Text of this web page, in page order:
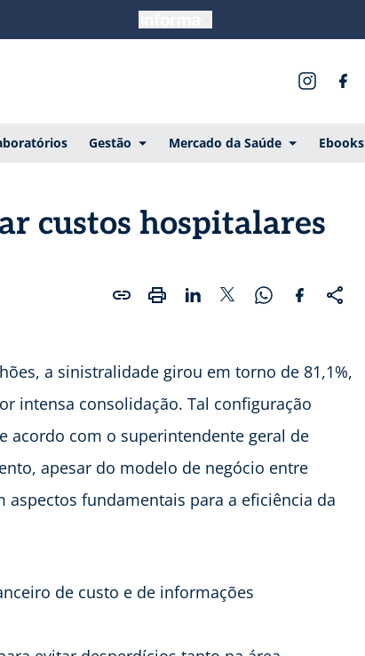
Gestão Mercado da Saúde Ebooks
custos hospitalares
a sinistralidade girou em torno de 81,1%,
intensa consolidação. Tal configuração
acordo com o superintendente geral de
apesar do modelo de negócio entre
fundamentais para a eficiência da
de custo e de informações